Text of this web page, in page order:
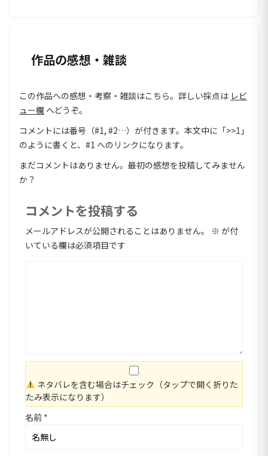
作品の感想・雑談
この作品への感想・考察・雑談はこちら。詳しい採点は レビ
ュー欄 へどうぞ。
コメントには番号（#1, #2…）が付きます。本文中に「>>1」
のように書くと、#1 へのリンクになります。
まだコメントはありません。最初の感想を投稿してみません
か？
コメントを投稿する
メールアドレスが公開されることはありません。 ※ が付
いている欄は必須項目です
ネタバレを含む場合はチェック（タップで開く折りた
たみ表示になります）
名前 *